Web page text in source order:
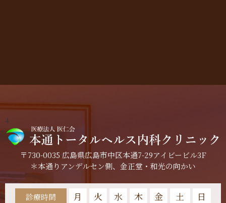
4
〒730-0035 広島県広島市中区本通7-29アイビービル3F
＊本通りアンデルセン側、金正堂・和光の向かい
診療時間 月 火 水 木 金 土 日